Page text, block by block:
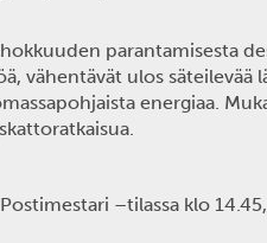
parantamisesta
vähentävät ulos säteilevää
energiaa.
–tilassa klo